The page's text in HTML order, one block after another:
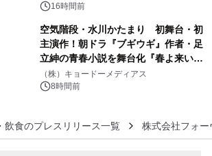
BEYOND POSSIBILITY ―』を上映！
16時間前
空気階段・水川かたまり 初舞台・初
主演作！朝ドラ『ブギウギ』作者・足
立紳の青春小説を舞台化『春よ来い、
マジで来い』キービジュアル解禁！
（株）キョードーメディアス
8時間前
飲食のプレスリリース一覧 株式会社フォー